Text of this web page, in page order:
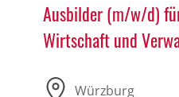
Ausbilder (m/w/d)
Wirtschaft und
Würzburg